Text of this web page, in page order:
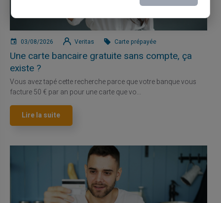
03/08/2026 Veritas Carte prépayée
Une carte bancaire gratuite sans compte, ça
existe ?
Vous avez tapé cette recherche parce que votre banque vous
facture 50 € par an pour une carte que vo...
Lire la suite